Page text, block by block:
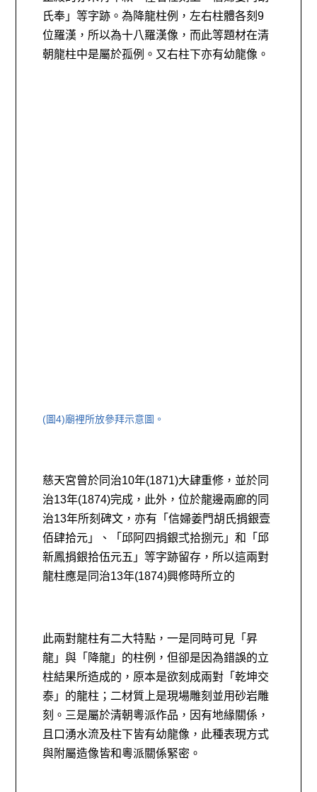
氏奉」等字跡。為降龍柱例，左右柱體各刻9
位羅漢，所以為十八羅漢像，而此等題材在清
朝龍柱中是屬於孤例。又右柱下亦有幼龍像。
(圖4)廟裡所放參拜示意圖。
慈天宮曾於同治10年(1871)大肆重修，並於同
治13年(1874)完成，此外，位於龍邊兩廊的同
治13年所刻碑文，亦有「信婦姜門胡氏捐銀壹
佰肆拾元」、「邱阿四捐銀弍拾捌元」和「邱
新鳳捐銀拾伍元五」等字跡留存，所以這兩對
龍柱應是同治13年(1874)興修時所立的
此兩對龍柱有二大特點，一是同時可見「昇
龍」與「降龍」的柱例，但卻是因為錯誤的立
柱結果所造成的，原本是欲刻成兩對「乾坤交
泰」的龍柱；二材質上是現場雕刻並用砂岩雕
刻。三是屬於清朝粵派作品，因有地緣關係，
且口湧水流及柱下皆有幼龍像，此種表現方式
與附屬造像皆和粵派關係緊密。